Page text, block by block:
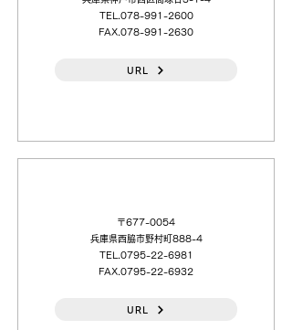
TEL.078-991-2600
FAX.078-991-2630
URL
〒677-0054
兵庫県西脇市野村町888-4
TEL.0795-22-6981
FAX.0795-22-6932
URL